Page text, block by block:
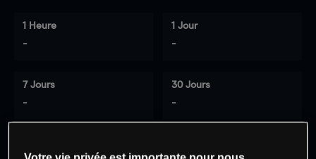
1 Heure
-
1 Jour
-
7 Jours
-
30 Jours
-